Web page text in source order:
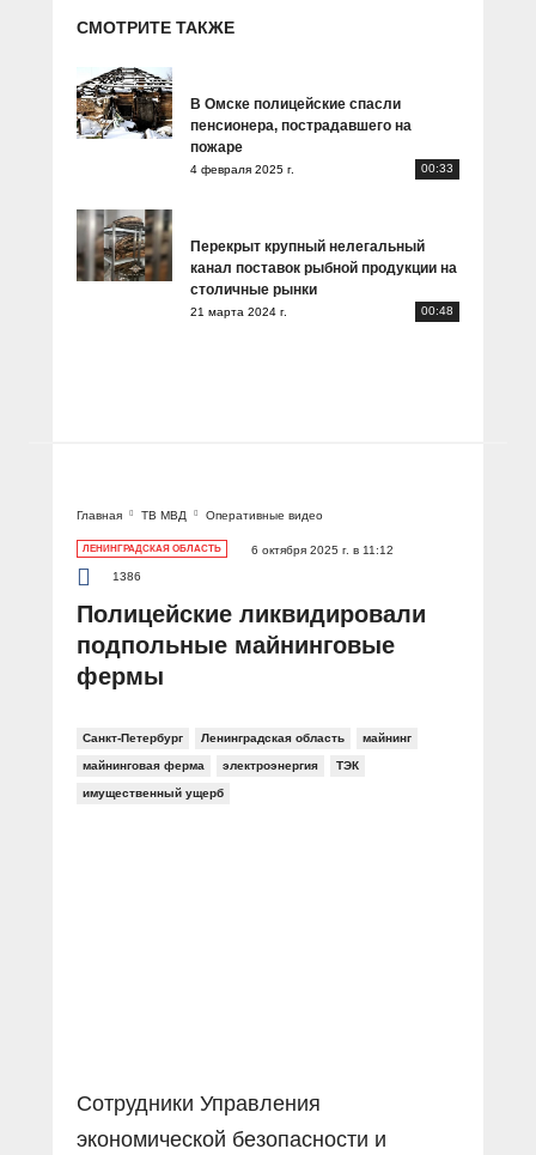
СМОТРИТЕ ТАКЖЕ
В Омске полицейские спасли
пенсионера, пострадавшего на
пожаре
4 февраля 2025 г. 00:33
Перекрыт крупный нелегальный
канал поставок рыбной продукции на
столичные рынки
21 марта 2024 г. 00:48
Главная ТВ МВД Оперативные видео
ЛЕНИНГРАДСКАЯ ОБЛАСТЬ
6 октября 2025 г. в 11:12
1386
Полицейские ликвидировали
подпольные майнинговые
фермы
Санкт-Петербург Ленинградская область майнинг
майнинговая ферма электроэнергия ТЭК
имущественный ущерб
Сотрудники Управления
экономической безопасности и